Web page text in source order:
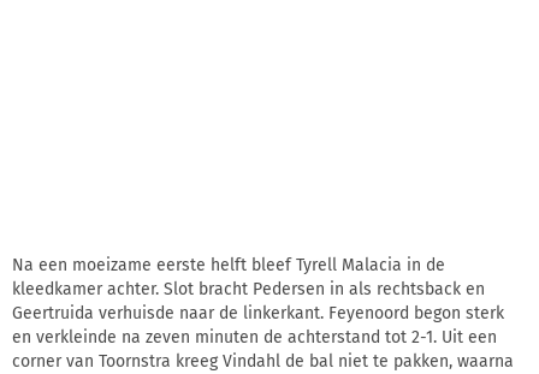
Na een moeizame eerste helft bleef Tyrell Malacia in de
kleedkamer achter. Slot bracht Pedersen in als rechtsback en
Geertruida verhuisde naar de linkerkant. Feyenoord begon sterk
en verkleinde na zeven minuten de achterstand tot 2-1. Uit een
corner van Toornstra kreeg Vindahl de bal niet te pakken, waarna